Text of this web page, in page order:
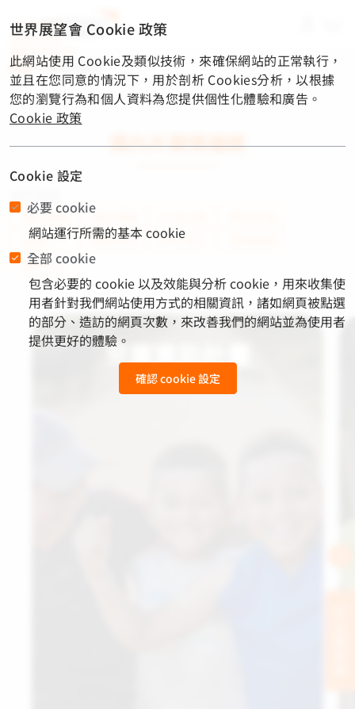
material-
symbols-
rounded
首頁 / 關懷與捐款
國內外關懷議題
#國內服務 #國外服務
#飢餓三十
#教育支持 #淨水衛生
#脆弱兒少
兒童資助計畫
Child Sponsorship
世界展望會 Cookie 政策
此網站使用 Cookie及類似技術，來確保網站的正常執行，
並且在您同意的情況下，用於剖析 Cookies分析，以根據
您的瀏覽行為和個人資料為您提供個性化體驗和廣告。
Cookie 政策
Cookie 設定
必要 cookie
網站運行所需的基本 cookie
全部 cookie
包含必要的 cookie 以及效能與分析 cookie，用來收集使
用者針對我們網站使用方式的相關資訊，諸如網頁被點選
的部分、造訪的網頁次數，來改善我們的網站並為使用者
提供更好的體驗。
確認 cookie 設定